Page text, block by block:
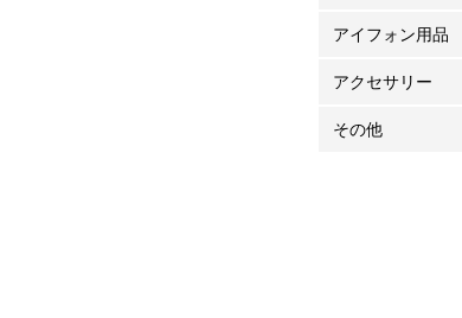
アイフォン用品
アクセサリー
その他